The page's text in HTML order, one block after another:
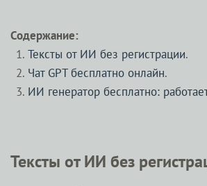
Содержание:
Тексты от ИИ без регистрации.
Чат GPT бесплатно онлайн.
ИИ генератор бесплатно:
Тексты от ИИ без